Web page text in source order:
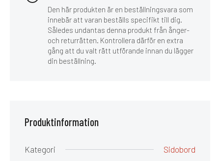
Den här produkten är en beställningsvara som
innebär att varan beställs specifikt till dig.
Således undantas denna produkt från ånger-
och returrätten. Kontrollera därför en extra
gång att du valt rätt utförande innan du lägger
din beställning.
Produktinformation
Kategori
Sidobord